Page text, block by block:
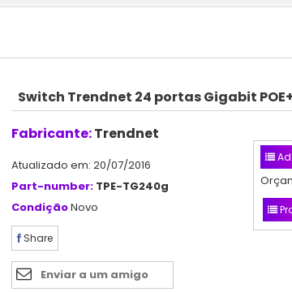
Switch Trendnet 24 portas Gigabit
Fabricante:Trendnet
Atualizado em: 20/07/2016
Part-number: TPE-TG240g
CondiçãoNovo
Share
Enviar a um amigo